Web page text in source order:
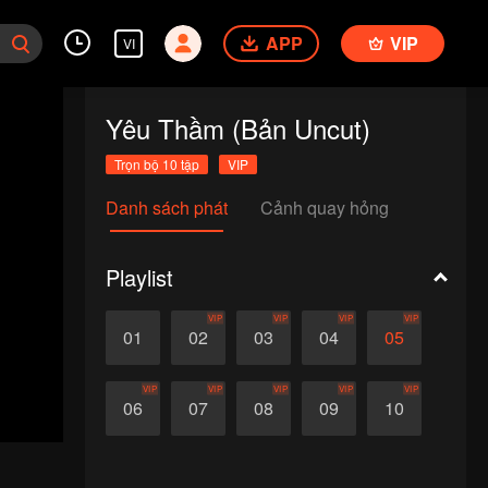
VI APP VIP
Yêu Thầm (Bản Uncut)
Trọn bộ 10 tập VIP
Danh sách phát Cảnh quay hỏng
Playlist
01 02
VIP
03
VIP
04
VIP
05
VIP
06
VIP
07
VIP
08
VIP
09
VIP
10
VIP